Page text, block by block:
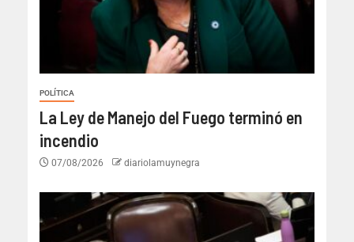
POLÍTICA
La Ley de Manejo del Fuego terminó en
incendio
07/08/2026 diariolamuynegra